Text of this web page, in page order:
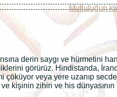
Mutluluğun
derin saygı ve hürmetini
görürüz. Hindistanda,
çöküyor veya yere uzanıp
kişinin zihin ve his